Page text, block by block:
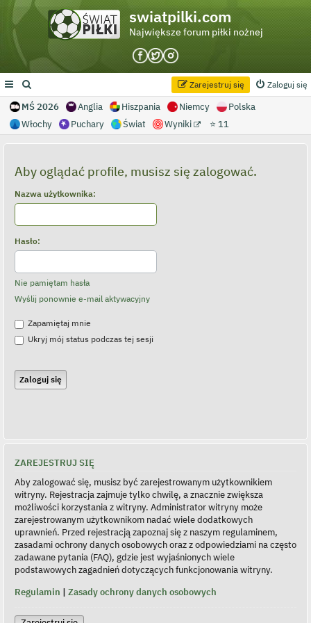
swiatpilki.com
Największe forum piłki nożnej
Zaloguj się
Zarejestruj się
MŚ 2026 Anglia Hiszpania Niemcy
Polska
Włochy
Puchary Świat Wyniki ⭐ 11
Aby oglądać profile, musisz się zalogować.
Nazwa użytkownika:
Hasło:
Nie pamiętam hasła
Wyślij ponownie e-mail aktywacyjny
Zapamiętaj mnie
Ukryj mój status podczas tej sesji
ZAREJESTRUJ SIĘ
Aby zalogować się, musisz być zarejestrowanym użytkownikiem
witryny. Rejestracja zajmuje tylko chwilę, a znacznie zwiększa
możliwości korzystania z witryny. Administrator witryny może
zarejestrowanym użytkownikom nadać wiele dodatkowych
uprawnień. Przed rejestracją zapoznaj się z naszym regulaminem,
zasadami ochrony danych osobowych oraz z odpowiedziami na często
zadawane pytania (FAQ), gdzie jest wyjaśnionych wiele
podstawowych zagadnień dotyczących funkcjonowania witryny.
Regulamin | Zasady ochrony danych osobowych